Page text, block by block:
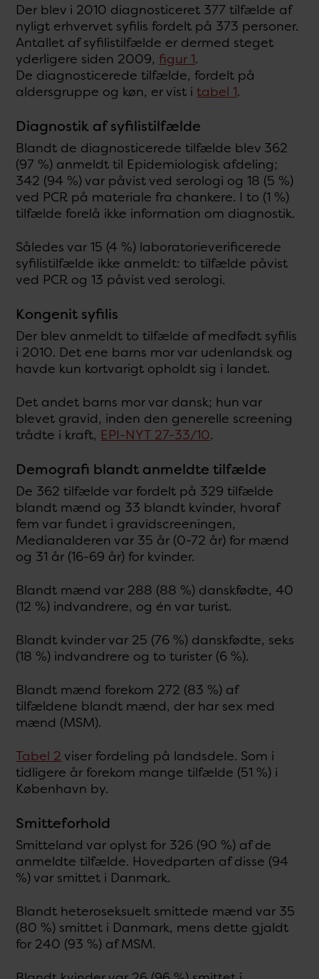
Der blev i 2010 diagnosticeret 377 tilfælde af
nyligt erhvervet syfilis fordelt på 373 personer.
Antallet af syfilistilfælde er dermed steget
yderligere siden 2009, figur 1.
De diagnosticerede tilfælde, fordelt på
aldersgruppe og køn, er vist itabel 1.
Diagnostik af syfilistilfælde
Blandt de diagnosticerede tilfælde blev 362
(97 %) anmeldt til Epidemiologisk afdeling;
342 (94 %) var påvist ved serologi og 18 (5 %)
ved PCR på materiale fra chankere. I to (1 %)
tilfælde forelå ikke information om diagnostik.
Således var 15 (4 %) laboratorieverificerede
syfilistilfælde ikke anmeldt: to tilfælde påvist
ved PCR og 13 påvist ved serologi.
Kongenit syfilis
Der blev anmeldt to tilfælde af medfødt syfilis
i 2010. Det ene barns mor var udenlandsk og
havde kun kortvarigt opholdt sig i landet.
Det andet barns mor var dansk; hun var
blevet gravid, inden den generelle screening
trådte i kraft, EPI-NYT 27-33/10.
Demografi blandt anmeldte tilfælde
De 362 tilfælde var fordelt på 329 tilfælde
blandt mænd og 33 blandt kvinder, hvoraf
fem var fundet i gravidscreeningen,
Medianalderen var 35 år (0-72 år) for mænd
og 31 år (16-69 år) for kvinder.
Blandt mænd var 288 (88 %) danskfødte, 40
(12 %) indvandrere, og én var turist.
Blandt kvinder var 25 (76 %) danskfødte, seks
(18 %) indvandrere og to turister (6 %).
Blandt mænd forekom 272 (83 %) af
tilfældene blandt mænd, der har sex med
mænd (MSM).
Tabel 2 viser fordeling på landsdele. Som i
tidligere år forekom mange tilfælde (51 %) i
København by.
Smitteforhold
Smitteland var oplyst for 326 (90 %) af de
anmeldte tilfælde. Hovedparten af disse (94
%) var smittet i Danmark.
Blandt heteroseksuelt smittede mænd var 35
(80 %) smittet i Danmark, mens dette gjaldt
for 240 (93 %) af MSM.